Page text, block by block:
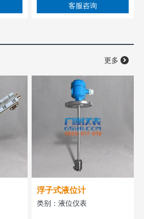
客服咨询
更多
浮子式液位计
类别：液位仪表